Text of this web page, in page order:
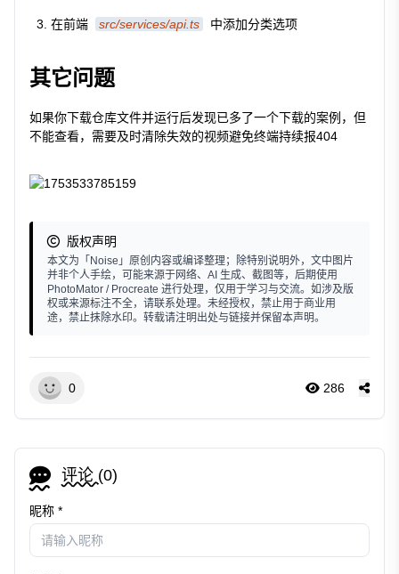
在前端 src/services/api.ts 中添加分类选项
其它问题
如果你下载仓库文件并运行后发现已多了一个下载的案例，但
不能查看，需要及时清除失效的视频避免终端持续报404
版权声明
本文为「Noise」原创内容或编译整理；除特别说明外，文中图片
并非个人手绘，可能来源于网络、AI 生成、截图等，后期使用
PhotoMator / Procreate 进行处理，仅用于学习与交流。如涉及版
权或来源标注不全，请联系处理。未经授权，禁止用于商业用
途，禁止抹除水印。转载请注明出处与链接并保留本声明。
0 286
评论 (0)
昵称 *